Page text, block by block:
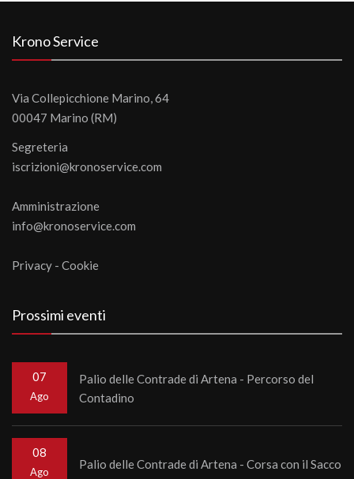
Krono Service
Via Collepicchione Marino, 64
00047 Marino (RM)
Segreteria
iscrizioni@kronoservice.com
Amministrazione
info@kronoservice.com
Privacy - Cookie
Prossimi eventi
07
Ago
Palio delle Contrade di Artena - Percorso del
Contadino
08
Ago
Palio delle Contrade di Artena - Corsa con il Sacco